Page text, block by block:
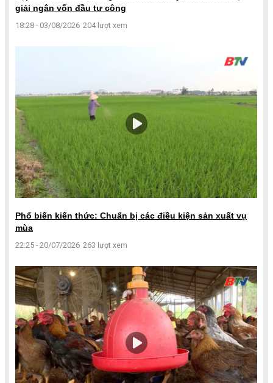
giải ngân vốn đầu tư công
18:28 - 03/08/2026 204 lượt xem
Phổ biến kiến thức: Chuẩn bị các điều kiện sản xuất vụ
mùa
22:25 - 20/07/2026 263 lượt xem